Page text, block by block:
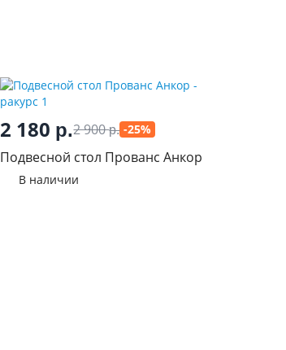
2 180 р.2 900р. -25%
Подвесной стол Прованс Анкор
В наличии